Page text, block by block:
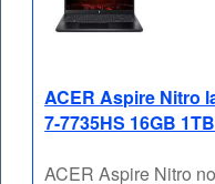
ACER Aspire Nitro
7-7735HS 16GB
ACER Aspire Nitro